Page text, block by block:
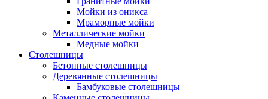
Мойки из оникса
Мраморные мойки
Металлические мойки
Медные мойки
Столешницы
Бетонные столешницы
Деревянные столешницы
Бамбуковые столешницы